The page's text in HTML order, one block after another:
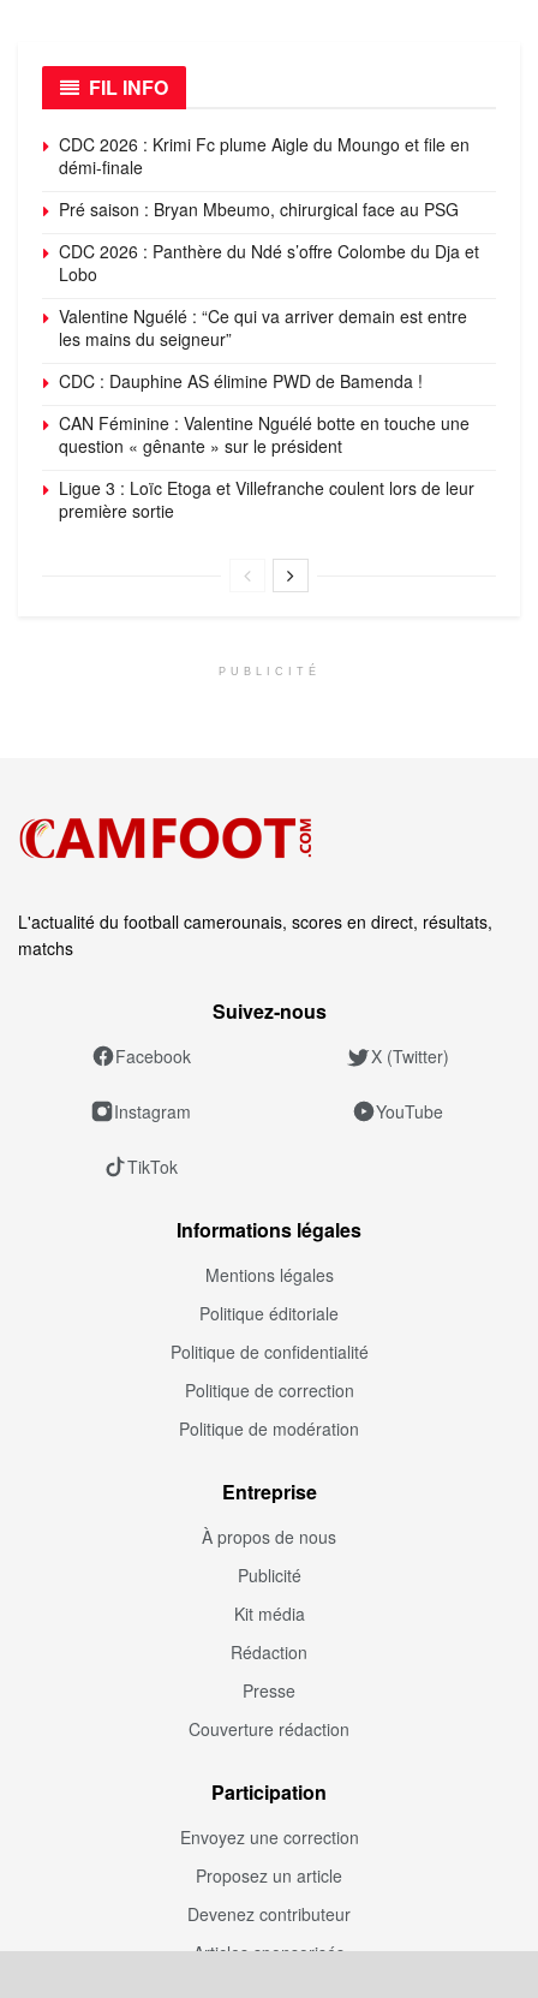
FIL INFO
CDC 2026 : Krimi Fc plume Aigle du Moungo et file en
démi-finale
Pré saison : Bryan Mbeumo, chirurgical face au PSG
CDC 2026 : Panthère du Ndé s’offre Colombe du Dja et
Lobo
Valentine Nguélé : “Ce qui va arriver demain est entre
les mains du seigneur”
CDC : Dauphine AS élimine PWD de Bamenda !
CAN Féminine : Valentine Nguélé botte en touche une
question « gênante » sur le président
Ligue 3 : Loïc Etoga et Villefranche coulent lors de leur
première sortie
PUBLICITÉ
L'actualité du football camerounais, scores en direct, résultats,
matchs
Suivez‑nous
Facebook X (Twitter)
Instagram YouTube
TikTok
Informations légales
Mentions légales
Politique éditoriale
Politique de confidentialité
Politique de correction
Politique de modération
Entreprise
À propos de nous
Publicité
Kit média
Rédaction
Presse
Couverture rédaction
Participation
Envoyez une correction
Proposez un article
Devenez contributeur
Articles sponsorisés